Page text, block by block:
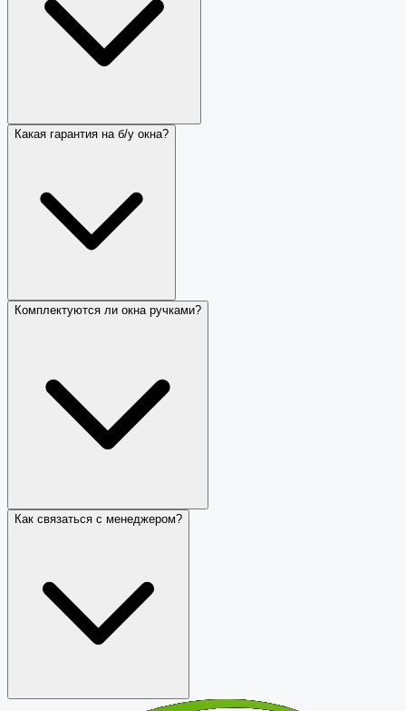
Какая гарантия на б/у окна?
Комплектуются ли окна ручками?
Как связаться с менеджером?